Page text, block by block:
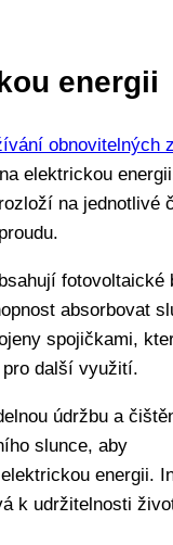
energii
obnovitelných
elektrickou
na jednotlivé
fotovoltaické
absorbovat
spojičkami,
další využití.
údržbu a
slunce, aby
energii.
k udržitelnosti